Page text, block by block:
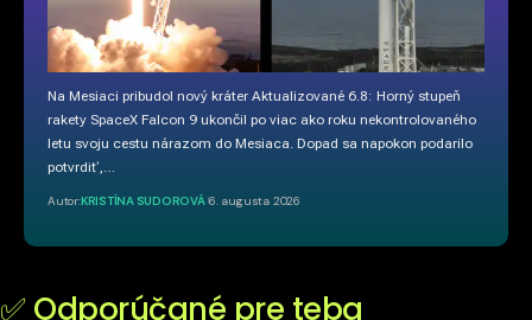
Na Mesiaci pribudol nový kráter Aktualizované 6.8: Horný stupeň
rakety SpaceX Falcon 9 ukončil po viac ako roku nekontrolovaného
letu svoju cestu nárazom do Mesiaca. Dopad sa napokon podarilo
potvrdiť,…
Autor:KRISTÍNA SUDOROVÁ 6. augusta 2026
✅ Odporúčané pre teba